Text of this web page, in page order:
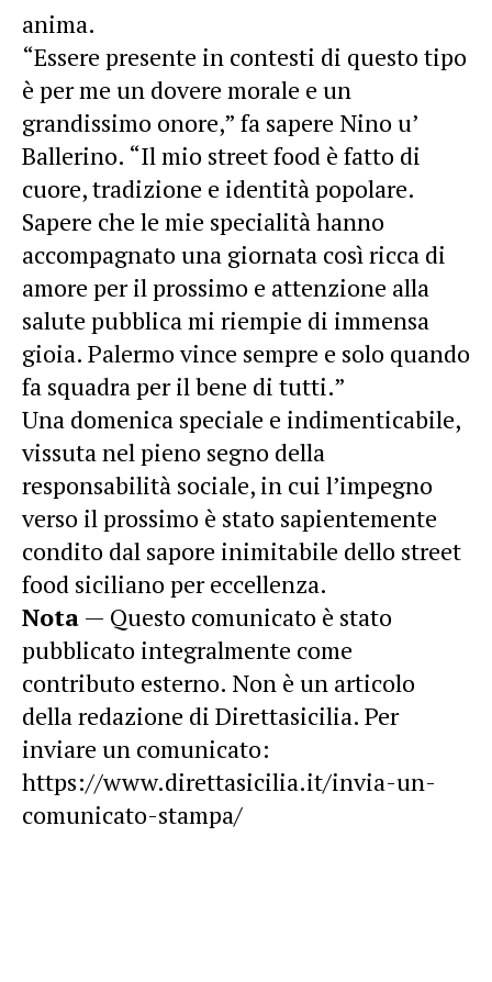
anima.
“Essere presente in contesti di questo tipo
è per me un dovere morale e un
grandissimo onore,” fa sapere Nino u’
Ballerino. “Il mio street food è fatto di
cuore, tradizione e identità popolare.
Sapere che le mie specialità hanno
accompagnato una giornata così ricca di
amore per il prossimo e attenzione alla
salute pubblica mi riempie di immensa
gioia. Palermo vince sempre e solo quando
fa squadra per il bene di tutti.”
Una domenica speciale e indimenticabile,
vissuta nel pieno segno della
responsabilità sociale, in cui l’impegno
verso il prossimo è stato sapientemente
condito dal sapore inimitabile dello street
food siciliano per eccellenza.
Nota — Questo comunicato è stato
pubblicato integralmente come
contributo esterno. Non è un articolo
della redazione di Direttasicilia. Per
inviare un comunicato:
https://www.direttasicilia.it/invia-un-
comunicato-stampa/